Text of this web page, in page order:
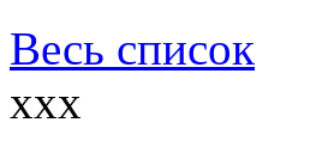
Весь список
xxx